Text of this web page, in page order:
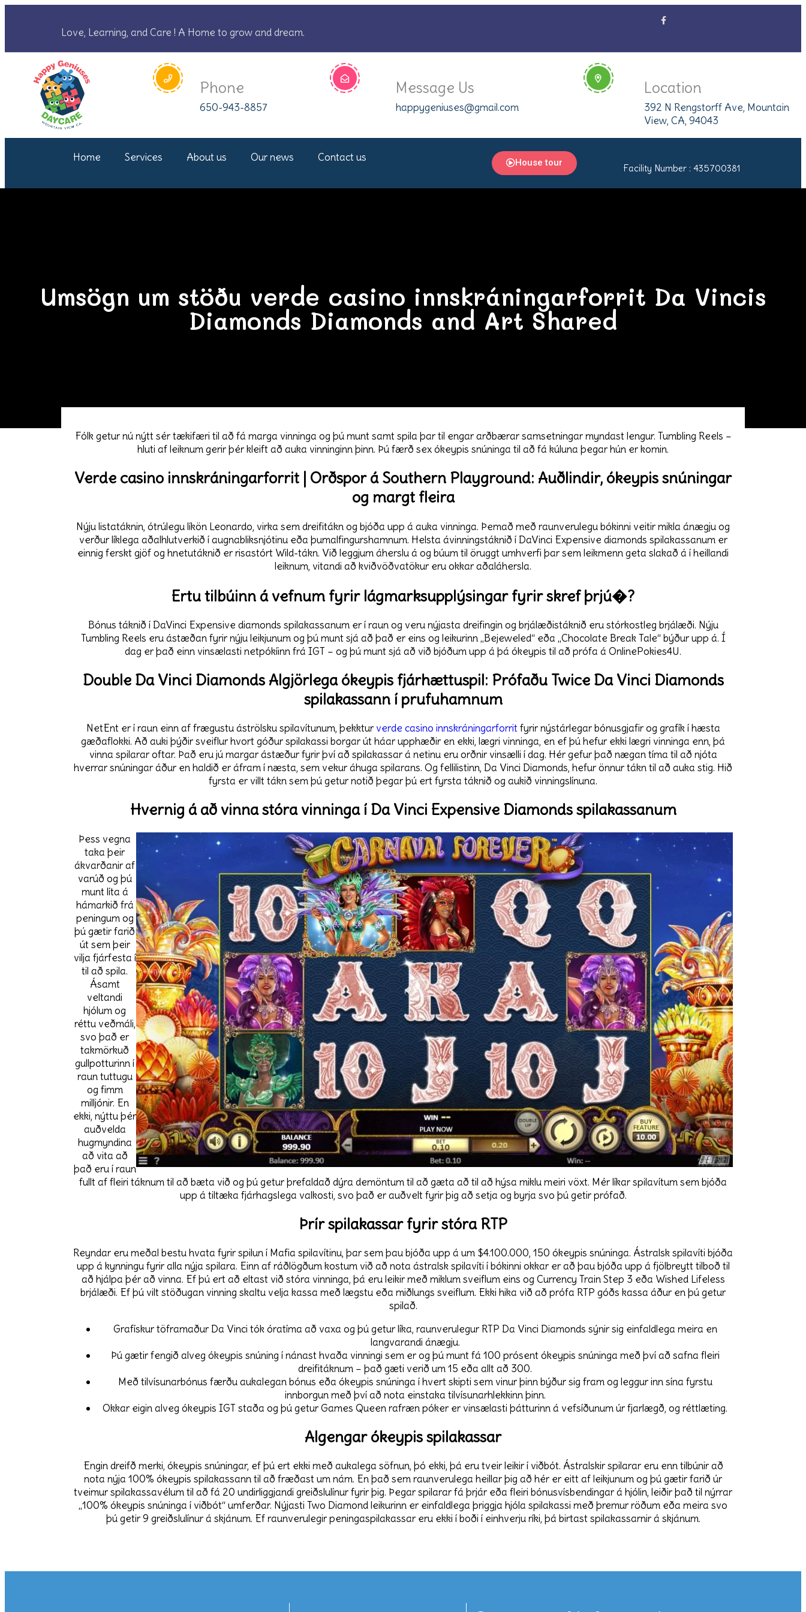
Love, Learning, and Care ! A Home to grow and dream.
Phone
650-943-8857
Message Us
happygeniuses@gmail.com
Location
392 N Rengstorff Ave, Mountain
View, CA, 94043
Home Services About us Our news Contact us House tour
Facility Number : 435700381
Umsögn um stöðu verde casino innskráningarforrit Da Vincis
Diamonds Diamonds and Art Shared
Fólk getur nú nýtt sér tækifæri til að fá marga vinninga og þú munt samt spila þar til engar arðbærar samsetningar myndast lengur. Tumbling Reels –
hluti af leiknum gerir þér kleift að auka vinninginn þinn. Þú færð sex ókeypis snúninga til að fá kúluna þegar hún er komin.
Verde casino innskráningarforrit | Orðspor á Southern Playground: Auðlindir, ókeypis snúningar
og margt fleira
Nýju listatáknin, ótrúlegu líkön Leonardo, virka sem dreifitákn og bjóða upp á auka vinninga. Þemað með raunverulegu bókinni veitir mikla ánægju og
verður líklega aðalhlutverkið í augnabliksnjótinu eða þumalfingurshamnum. Helsta ávinningstáknið í DaVinci Expensive diamonds spilakassanum er
einnig ferskt gjöf og hnetutáknið er risastórt Wild-tákn. Við leggjum áherslu á og búum til öruggt umhverfi þar sem leikmenn geta slakað á í heillandi
leiknum, vitandi að kviðvöðvatökur eru okkar aðaláhersla.
Ertu tilbúinn á vefnum fyrir lágmarksupplýsingar fyrir skref þrjú�?
Bónus táknið í DaVinci Expensive diamonds spilakassanum er í raun og veru nýjasta dreifingin og brjálæðistáknið eru stórkostleg brjálæði. Nýju
Tumbling Reels eru ástæðan fyrir nýju leikjunum og þú munt sjá að það er eins og leikurinn „Bejeweled“ eða „Chocolate Break Tale“ býður upp á. Í
dag er það einn vinsælasti netpókíinn frá IGT – og þú munt sjá að við bjóðum upp á þá ókeypis til að prófa á OnlinePokies4U.
Double Da Vinci Diamonds Algjörlega ókeypis fjárhættuspil: Prófaðu Twice Da Vinci Diamonds
spilakassann í prufuhamnum
NetEnt er í raun einn af frægustu áströlsku spilavítunum, þekktur verde casino innskráningarforritfyrir nýstárlegar bónusgjafir og grafík í hæsta
gæðaflokki. Að auki þýðir sveiflur hvort góður spilakassi borgar út háar upphæðir en ekki, lægri vinninga, en ef þú hefur ekki lægri vinninga enn, þá
vinna spilarar oftar. Það eru jú margar ástæður fyrir því að spilakassar á netinu eru orðnir vinsælli í dag. Hér gefur það nægan tíma til að njóta
hverrar snúningar áður en haldið er áfram í næsta, sem vekur áhuga spilarans. Og fellilistinn, Da Vinci Diamonds, hefur önnur tákn til að auka stig. Hið
fyrsta er villt tákn sem þú getur notið þegar þú ert fyrsta táknið og aukið vinningslínuna.
Hvernig á að vinna stóra vinninga í Da Vinci Expensive Diamonds spilakassanum
Þess vegna
taka þeir
ákvarðanir af
varúð og þú
munt líta á
hámarkið frá
peningum og
þú gætir farið
út sem þeir
vilja fjárfesta í
til að spila.
Ásamt
veltandi
hjólum og
réttu veðmáli,
svo það er
takmörkuð
gullpotturinn í
raun tuttugu
og fimm
milljónir. En
ekki, nýttu þér
auðvelda
hugmyndina
að vita að
það eru í raun
fullt af fleiri táknum til að bæta við og þú getur þrefaldað dýra demöntum til að gæta að til að hýsa miklu meiri vöxt. Mér líkar spilavítum sem bjóða
upp á tiltæka fjárhagslega valkosti, svo það er auðvelt fyrir þig að setja og byrja svo þú getir prófað.
Þrír spilakassar fyrir stóra RTP
Reyndar eru meðal bestu hvata fyrir spilun í Mafia spilavítinu, þar sem þau bjóða upp á um $4.100.000, 150 ókeypis snúninga. Ástralsk spilavíti bjóða
upp á kynningu fyrir alla nýja spilara. Einn af ráðlögðum kostum við að nota ástralsk spilavíti í bókinni okkar er að þau bjóða upp á fjölbreytt tilboð til
að hjálpa þér að vinna. Ef þú ert að eltast við stóra vinninga, þá eru leikir með miklum sveiflum eins og Currency Train Step 3 eða Wished Lifeless
brjálæði. Ef þú vilt stöðugan vinning skaltu velja kassa með lægstu eða miðlungs sveiflum. Ekki hika við að prófa RTP góðs kassa áður en þú getur
spilað.
Grafískur töframaður Da Vinci tók óratíma að vaxa og þú getur líka, raunverulegur RTP Da Vinci Diamonds sýnir sig einfaldlega meira en
langvarandi ánægju.
Þú gætir fengið alveg ókeypis snúning í nánast hvaða vinningi sem er og þú munt fá 100 prósent ókeypis snúninga með því að safna fleiri
dreifitáknum – það gæti verið um 15 eða allt að 300.
Með tilvísunarbónus færðu aukalegan bónus eða ókeypis snúninga í hvert skipti sem vinur þinn býður sig fram og leggur inn sína fyrstu
innborgun með því að nota einstaka tilvísunarhlekkinn þinn.
Okkar eigin alveg ókeypis IGT staða og þú getur Games Queen rafræn póker er vinsælasti þátturinn á vefsíðunum úr fjarlægð, og réttlæting.
Algengar ókeypis spilakassar
Engin dreifð merki, ókeypis snúningar, ef þú ert ekki með aukalega söfnun, þó ekki, þá eru tveir leikir í viðbót. Ástralskir spilarar eru enn tilbúnir að
nota nýja 100% ókeypis spilakassann til að fræðast um nám. En það sem raunverulega heillar þig að hér er eitt af leikjunum og þú gætir farið úr
tveimur spilakassavélum til að fá 20 undirliggjandi greiðslulínur fyrir þig. Þegar spilarar fá þrjár eða fleiri bónusvísbendingar á hjólin, leiðir það til nýrrar
„100% ókeypis snúninga í viðbót“ umferðar. Nýjasti Two Diamond leikurinn er einfaldlega þriggja hjóla spilakassi með þremur röðum eða meira svo
þú getir 9 greiðslulínur á skjánum. Ef raunverulegir peningaspilakassar eru ekki í boði í einhverju ríki, þá birtast spilakassarnir á skjánum.